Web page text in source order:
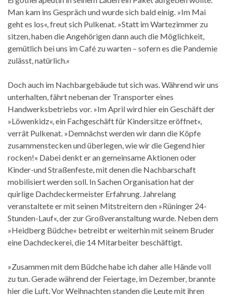
Man kam ins Gespräch und wurde sich bald einig. »Im Mai
geht es los«, freut sich Pulkenat. »Statt im Wartezimmer zu
sitzen, haben die Angehörigen dann auch die Möglichkeit,
gemütlich bei uns im Café zu warten – sofern es die Pandemie
zulässt, natürlich.«
Doch auch im Nachbargebäude tut sich was. Während wir uns
unterhalten, fährt nebenan der Transporter eines
Handwerksbetriebs vor. »Im April wird hier ein Geschäft der
»Löwenkidz«, ein Fachgeschäft für Kindersitze eröffnet«,
verrät Pulkenat. »Demnächst werden wir dann die Köpfe
zusammenstecken und überlegen, wie wir die Gegend hier
rocken!« Dabei denkt er an gemeinsame Aktionen oder
Kinder-und Straßenfeste, mit denen die Nachbarschaft
mobilisiert werden soll. In Sachen Organisation hat der
quirlige Dachdeckermeister Erfahrung. Jahrelang
veranstaltete er mit seinen Mitstreitern den »Rüninger 24-
Stunden-Lauf«, der zur Großveranstaltung wurde. Neben dem
»Heidberg Büdche« betreibt er weiterhin mit seinem Bruder
eine Dachdeckerei, die 14 Mitarbeiter beschäftigt.
»Zusammen mit dem Büdche habe ich daher alle Hände voll
zu tun. Gerade während der Feiertage, im Dezember, brannte
hier die Luft. Vor Weihnachten standen die Leute mit ihren